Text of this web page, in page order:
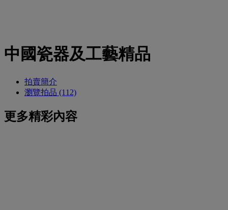
中國瓷器及工藝精品
拍賣簡介
瀏覽拍品 (112)
更多精彩內容